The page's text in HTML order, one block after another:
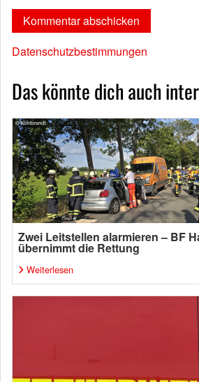
Datenschutzbestimmungen
Das könnte dich auch
Zwei Leitstellen alarmieren – BF
übernimmt die Rettung
Weiterlesen